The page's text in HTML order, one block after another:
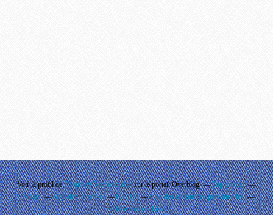
Voir le profil dePhouthay Nontanovanhsur le portail Overblog
Top articles
Contact
Signaler un abus C.G.U.
Cookies et données personnelles
Préférences cookies